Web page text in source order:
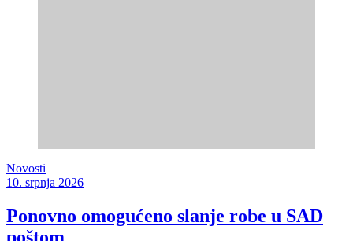
Novosti
10. srpnja 2026
Ponovno omogućeno slanje robe u SAD